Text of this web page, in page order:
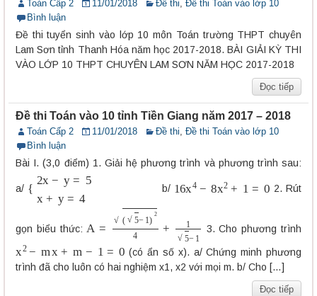
Toán Cấp 2 11/01/2018 Đề thi, Đề thi Toán vào lớp 10
Bình luận
Đề thi tuyển sinh vào lớp 10 môn Toán trường THPT chuyên
Lam Sơn tỉnh Thanh Hóa năm học 2017-2018. BÀI GIẢI KỲ THI
VÀO LỚP 10 THPT CHUYÊN LAM SƠN NĂM HỌC 2017-2018
Đọc tiếp
Đề thi Toán vào 10 tỉnh Tiền Giang năm 2017 – 2018
Toán Cấp 2 11/01/2018 Đề thi, Đề thi Toán vào lớp 10
Bình luận
Bài I. (3,0 điểm) 1. Giải hệ phương trình và phương trình sau:
a/ {2x− y=5 x+ y= b/ 16 4 x 2+ 0 2. Rút
gọn biểu thức: A − 1)24+1 − 3. Cho phương trình
2 m
(có ẩn số x). a/ Chứng minh phương
trình đã cho luôn có hai nghiệm x1, x2 với mọi m. b/ Cho […]
Đọc tiếp